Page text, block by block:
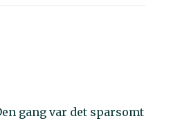
gang var det sparsomt